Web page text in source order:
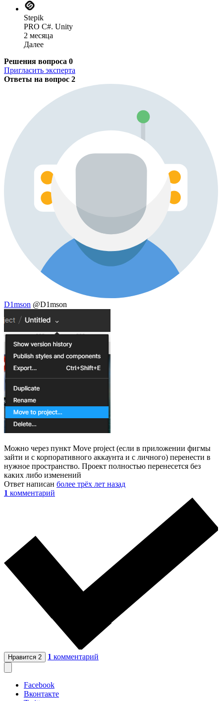
Stepik
PRO C#. Unity
2 месяца
Далее
Решения вопроса 0
Пригласить эксперта
Ответы на вопрос 2
D1mson @D1mson
Можно через пункт Move project (если в приложении фигмы
зайти и с корпоративного аккаунта и с личного) перенести в
нужное пространство. Проект полностью перенесется без
каких либо изменений
Ответ написан более трёх лет назад
1 комментарий
Нравится 2 1 комментарий
Facebook
Вконтакте